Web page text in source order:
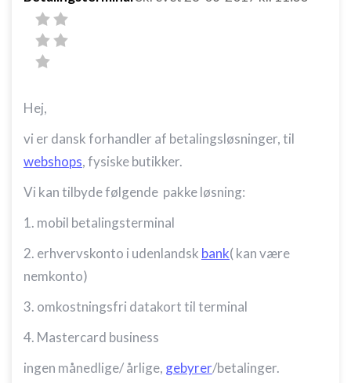
Hej,
vi er dansk forhandler af betalingsløsninger, til
webshops, fysiske butikker.
Vi kan tilbyde følgende pakke løsning:
1. mobil betalingsterminal
2. erhvervskonto i udenlandsk bank( kan være
nemkonto)
3. omkostningsfri datakort til terminal
4. Mastercard business
ingen månedlige/ årlige, gebyrer/betalinger.